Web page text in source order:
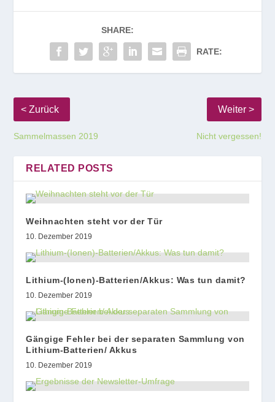
SHARE:
RATE:
Sammelmassen 2019 Nicht vergessen!
RELATED POSTS
Weihnachten steht vor der Tür
10. Dezember 2019
Lithium-(Ionen)-Batterien/Akkus: Was tun damit?
10. Dezember 2019
Gängige Fehler bei der separaten Sammlung von
Lithium-Batterien/ Akkus
10. Dezember 2019